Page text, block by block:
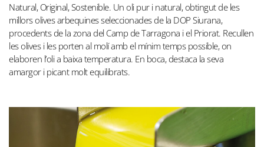
Natural, Original, Sostenible. Un oli pur i natural, obtingut de les
millors olives arbequines seleccionades de la DOP Siurana,
procedents de la zona del Camp de Tarragona i el Priorat. Recullen
les olives i les porten al molí amb el mínim temps possible, on
elaboren l’oli a baixa temperatura. En boca, destaca la seva
amargor i picant molt equilibrats.